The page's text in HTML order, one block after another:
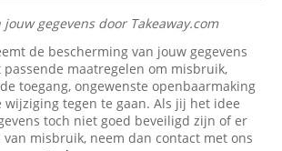
gegevens door Takeaway.com
de bescherming van jouw gegevens
maatregelen om misbruik,
toegang, ongewenste openbaarmaking
wijziging tegen te gaan. Als jij het idee
toch niet goed beveiligd zijn of er
misbruik, neem dan contact met ons